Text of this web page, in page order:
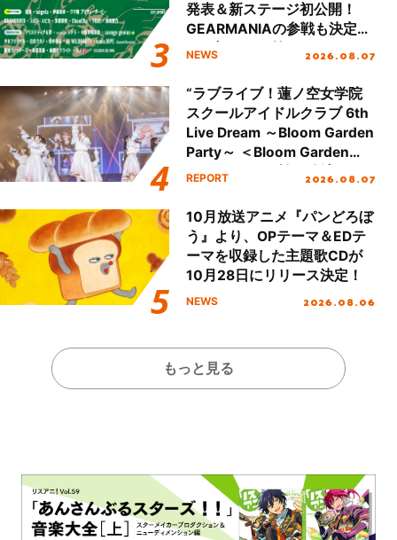
発表＆新ステージ初公開！
GEARMANIAの参戦も決定
し、初となる第3ステージの
NEWS 2026.08.07
“ラブライブ！蓮ノ空女学院
スクールアイドルクラブ 6th
Live Dream ～Bloom Garden
Party～ ＜Bloom Garden
Party Stage／埼玉公演＞”
REPORT 2026.08.07
10月放送アニメ『パンどろぼ
う』より、OPテーマ＆EDテ
ーマを収録した主題歌CDが
10月28日にリリース決定！
NEWS 2026.08.06
もっと見る